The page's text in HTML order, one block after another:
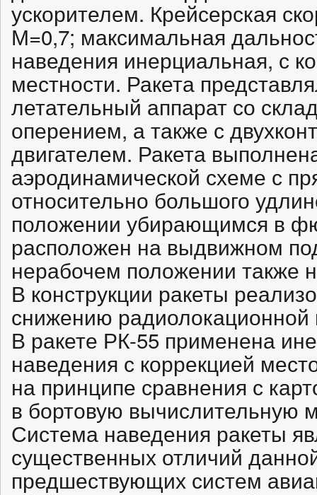
ускорителем. Крейсерская
М=0,7; максимальная
наведения инерциальная, с
местности. Ракета
летательный аппарат со
оперением, а также с
двигателем. Ракета
аэродинамической схеме с
относительно большого
положении убирающимся в
расположен на выдвижном
нерабочем положении также
В конструкции ракеты
снижению радиолокационной
В ракете РК-55 применена
наведения с коррекцией
на принципе сравнения с
в бортовую вычислительную
Система наведения ракеты
существенных отличий
предшествующих систем